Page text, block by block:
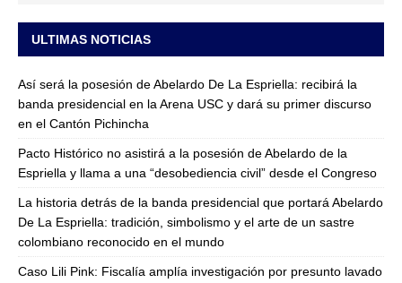
ULTIMAS NOTICIAS
Así será la posesión de Abelardo De La Espriella: recibirá la
banda presidencial en la Arena USC y dará su primer discurso
en el Cantón Pichincha
Pacto Histórico no asistirá a la posesión de Abelardo de la
Espriella y llama a una “desobediencia civil” desde el Congreso
La historia detrás de la banda presidencial que portará Abelardo
De La Espriella: tradición, simbolismo y el arte de un sastre
colombiano reconocido en el mundo
Caso Lili Pink: Fiscalía amplía investigación por presunto lavado